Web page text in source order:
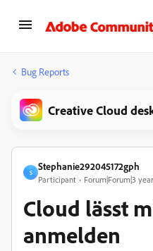
Bug Reports
Creative Cloud
S
Stephanie292045172gph
Participant Forum|Forum|3
Cloud lässt
anmelden